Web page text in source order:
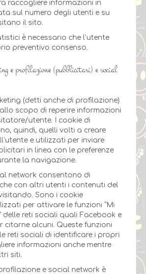
raccogliere informazioni in
sul numero degli utenti e su
il sito.
è necessario che l’utente
preventivo consenso.
e profilazione (pubblicitari) e social
(detti anche di profilazione)
scopo di reperire informazioni
utente. I cookie di
quindi, quelli volti a creare
e utilizzati per inviare
in linea con le preferenze
la navigazione.
network consentono di
con altri utenti i contenuti del
Sono i cookie
per attivare le funzioni “Mi
delle reti sociali quali Facebook e
citarne alcuni. Queste funzioni
reti sociali di identificare i propri
informazioni anche mentre
siti.
e social network è